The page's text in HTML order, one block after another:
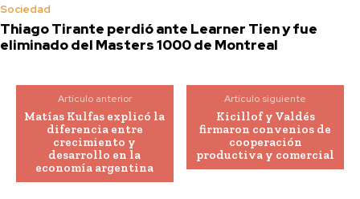
Sociedad
Thiago Tirante perdió ante Learner Tien y fue
eliminado del Masters 1000 de Montreal
Artículo anterior
Matías Kulfas explicó la
diferencia entre
crecimiento y
desarrollo en la
economía argentina
Artículo siguiente
Kicillof y Valdés
firmaron convenios de
cooperación
productiva y comercial